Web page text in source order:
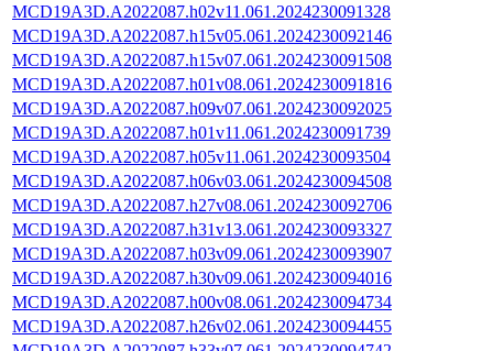
MCD19A3D.A2022087.h02v11.061.2024230091328
MCD19A3D.A2022087.h15v05.061.2024230092146
MCD19A3D.A2022087.h15v07.061.2024230091508
MCD19A3D.A2022087.h01v08.061.2024230091816
MCD19A3D.A2022087.h09v07.061.2024230092025
MCD19A3D.A2022087.h01v11.061.2024230091739
MCD19A3D.A2022087.h05v11.061.2024230093504
MCD19A3D.A2022087.h06v03.061.2024230094508
MCD19A3D.A2022087.h27v08.061.2024230092706
MCD19A3D.A2022087.h31v13.061.2024230093327
MCD19A3D.A2022087.h03v09.061.2024230093907
MCD19A3D.A2022087.h30v09.061.2024230094016
MCD19A3D.A2022087.h00v08.061.2024230094734
MCD19A3D.A2022087.h26v02.061.2024230094455